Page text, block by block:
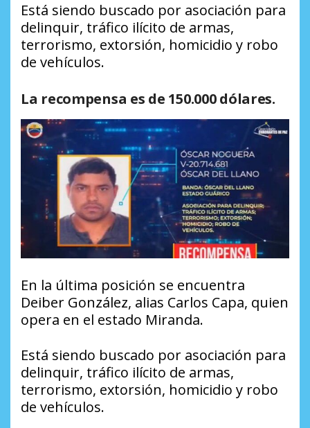
Está siendo buscado por asociación para
delinquir, tráfico ilícito de armas,
terrorismo, extorsión, homicidio y robo
de vehículos.
La recompensa es de 150.000 dólares.
En la última posición se encuentra
Deiber González, alias Carlos Capa, quien
opera en el estado Miranda.
Está siendo buscado por asociación para
delinquir, tráfico ilícito de armas,
terrorismo, extorsión, homicidio y robo
de vehículos.